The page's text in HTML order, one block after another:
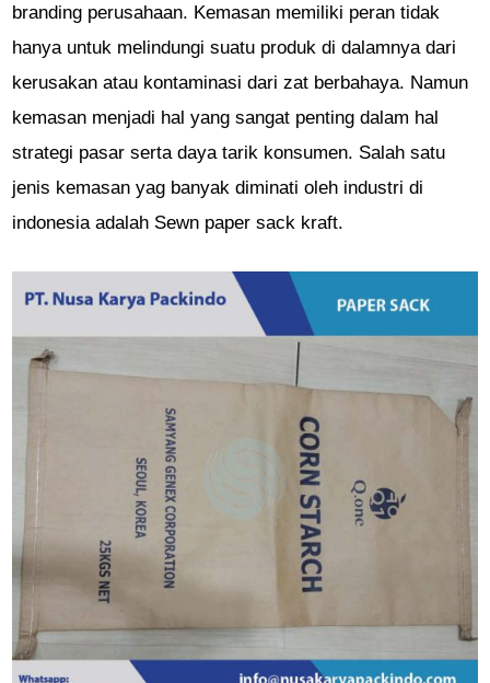
branding perusahaan. Kemasan memiliki peran tidak
hanya untuk melindungi suatu produk di dalamnya dari
kerusakan atau kontaminasi dari zat berbahaya. Namun
kemasan menjadi hal yang sangat penting dalam hal
strategi pasar serta daya tarik konsumen. Salah satu
jenis kemasan yag banyak diminati oleh industri di
indonesia adalah Sewn paper sack kraft.